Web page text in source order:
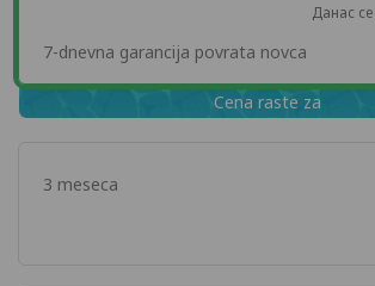
Данас се
7-dnevna garancija povrata novca
Cena raste za
3 meseca